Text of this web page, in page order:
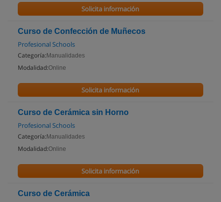
Solicita información
Curso de Confección de Muñecos
Profesional Schools
Categoría: Manualidades
Modalidad:Online
Solicita información
Curso de Cerámica sin Horno
Profesional Schools
Categoría: Manualidades
Modalidad:Online
Solicita información
Curso de Cerámica